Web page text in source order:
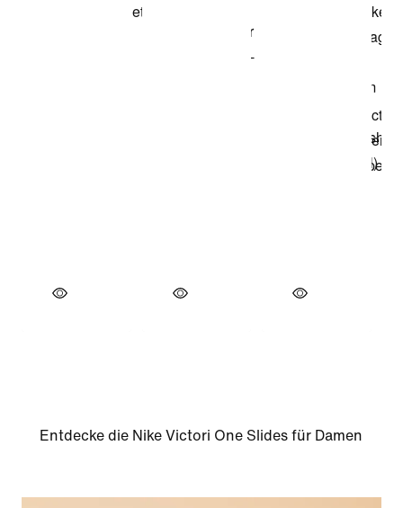
Entdecke die Nike Victori One Slides für Damen